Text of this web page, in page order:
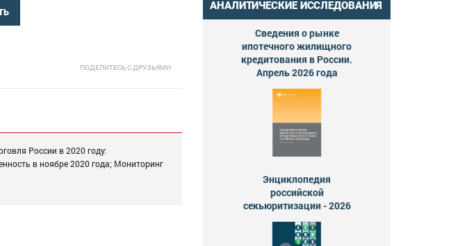
ПОДЕЛИТЕСЬ С ДРУЗЬЯМИ
России в 2020 году:
в ноябре 2020 года; Мониторинг
АНАЛИТИЧЕСКИЕ ИССЛЕДОВАНИЯ
Сведения о рынке
ипотечного жилищного
кредитования в России.
Апрель 2026 года
Энциклопедия
российской
секьюритизации - 2026